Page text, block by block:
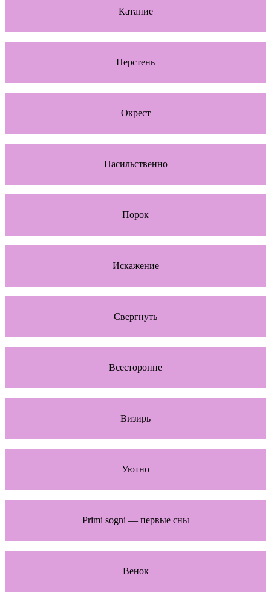
Катание
Перстень
Окрест
Насильственно
Порок
Искажение
Свергнуть
Всесторонне
Визирь
Уютно
Primi sogni — первые сны
Венок